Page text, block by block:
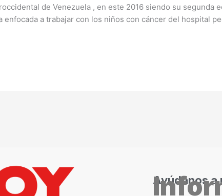
de Venezuela , en este 2016 siendo su segunda
a trabajar con los niños con cáncer del hospital
Ayúdanos a